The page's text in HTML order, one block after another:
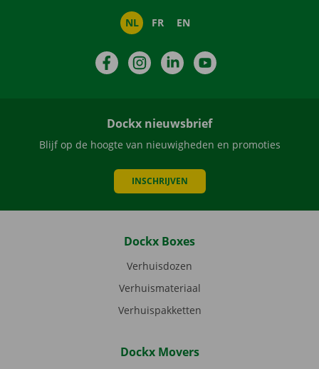
NL FR EN
FacebookInstagramLinkedIn
Dockx nieuwsbrief
Blijf op de hoogte van nieuwigheden en promoties
INSCHRIJVEN
Dockx Boxes
Verhuisdozen
Verhuismateriaal
Verhuispakketten
Dockx Movers